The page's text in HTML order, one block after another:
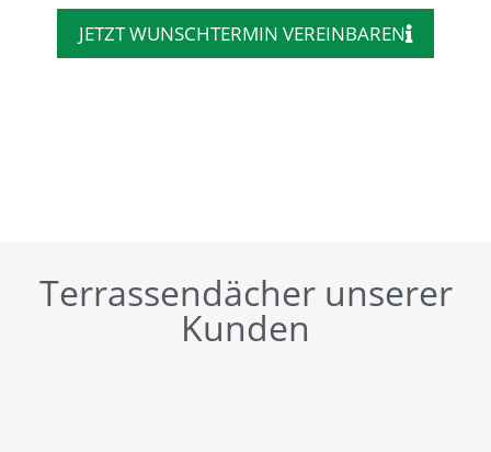
JETZT WUNSCHTERMIN VEREINBAREN
Terrassendächer unserer
Kunden